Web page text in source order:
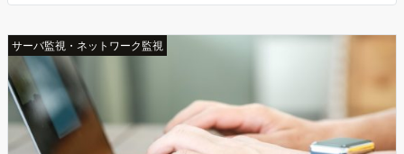
サーバ監視・ネットワーク監視